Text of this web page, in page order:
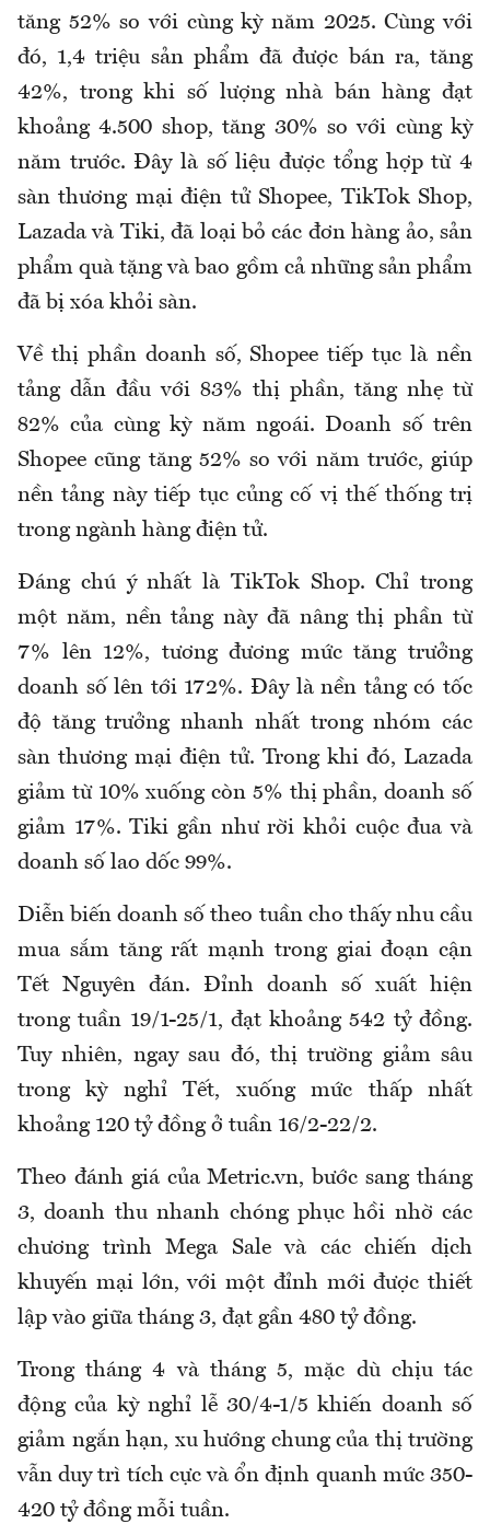
tăng 52% so với cùng kỳ năm 2025. Cùng với
đó, 1,4 triệu sản phẩm đã được bán ra, tăng
42%, trong khi số lượng nhà bán hàng đạt
khoảng 4.500 shop, tăng 30% so với cùng kỳ
năm trước. Đây là số liệu được tổng hợp từ 4
sàn thương mại điện tử Shopee, TikTok Shop,
Lazada và Tiki, đã loại bỏ các đơn hàng ảo, sản
phẩm quà tặng và bao gồm cả những sản phẩm
đã bị xóa khỏi sàn.
Về thị phần doanh số, Shopee tiếp tục là nền
tảng dẫn đầu với 83% thị phần, tăng nhẹ từ
82% của cùng kỳ năm ngoái. Doanh số trên
Shopee cũng tăng 52% so với năm trước, giúp
nền tảng này tiếp tục củng cố vị thế thống trị
trong ngành hàng điện tử.
Đáng chú ý nhất là TikTok Shop. Chỉ trong
một năm, nền tảng này đã nâng thị phần từ
7% lên 12%, tương đương mức tăng trưởng
doanh số lên tới 172%. Đây là nền tảng có tốc
độ tăng trưởng nhanh nhất trong nhóm các
sàn thương mại điện tử. Trong khi đó, Lazada
giảm từ 10% xuống còn 5% thị phần, doanh số
giảm 17%. Tiki gần như rời khỏi cuộc đua và
doanh số lao dốc 99%.
Diễn biến doanh số theo tuần cho thấy nhu cầu
mua sắm tăng rất mạnh trong giai đoạn cận
Tết Nguyên đán. Đỉnh doanh số xuất hiện
trong tuần 19/1-25/1, đạt khoảng 542 tỷ đồng.
Tuy nhiên, ngay sau đó, thị trường giảm sâu
trong kỳ nghỉ Tết, xuống mức thấp nhất
khoảng 120 tỷ đồng ở tuần 16/2-22/2.
Theo đánh giá của Metric.vn, bước sang tháng
3, doanh thu nhanh chóng phục hồi nhờ các
chương trình Mega Sale và các chiến dịch
khuyến mại lớn, với một đỉnh mới được thiết
lập vào giữa tháng 3, đạt gần 480 tỷ đồng.
Trong tháng 4 và tháng 5, mặc dù chịu tác
động của kỳ nghỉ lễ 30/4-1/5 khiến doanh số
giảm ngắn hạn, xu hướng chung của thị trường
vẫn duy trì tích cực và ổn định quanh mức 350-
420 tỷ đồng mỗi tuần.